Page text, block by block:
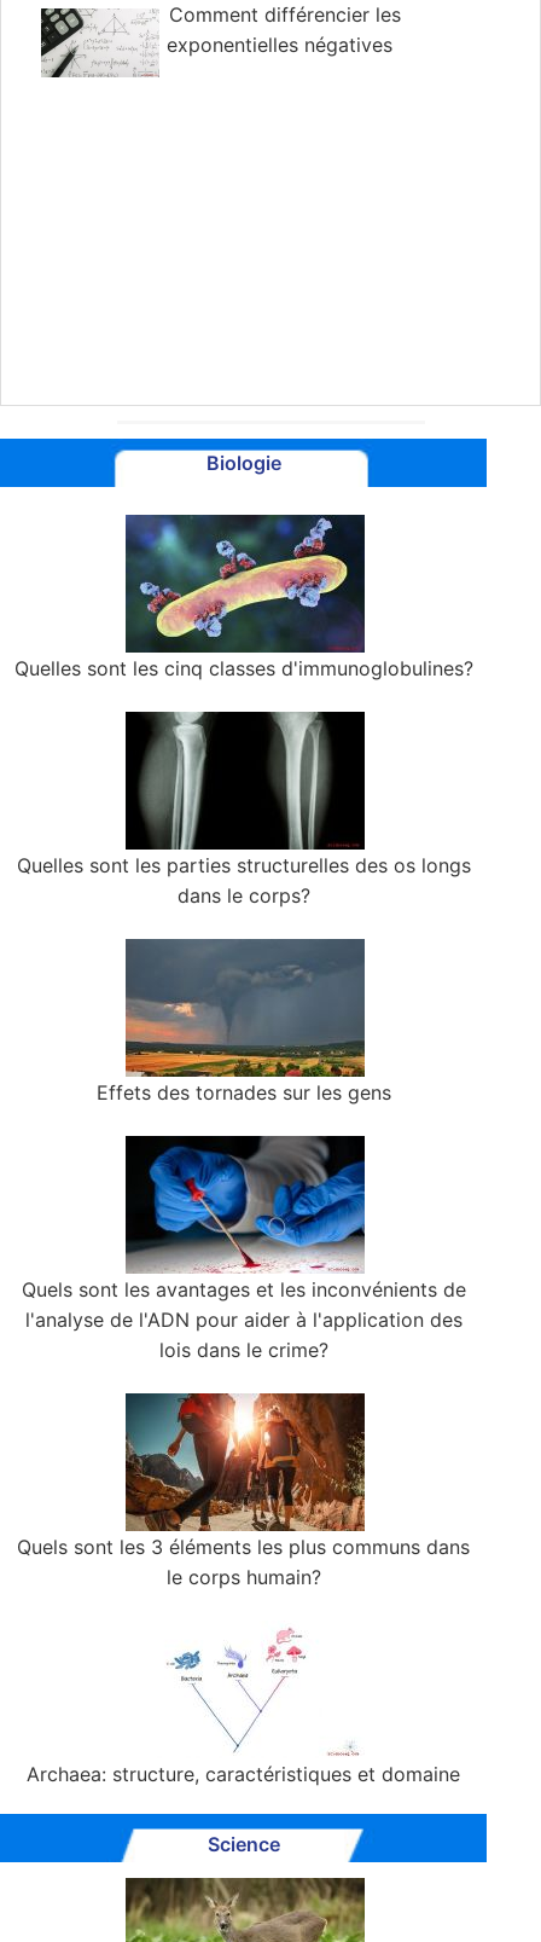
Comment différencier les
exponentielles négatives
Biologie
Quelles sont les cinq classes d'immunoglobulines?
Quelles sont les parties structurelles des os longs
dans le corps?
Effets des tornades sur les gens
Quels sont les avantages et les inconvénients de
l'analyse de l'ADN pour aider à l'application des
lois dans le crime?
Quels sont les 3 éléments les plus communs dans
le corps humain?
Archaea: structure, caractéristiques et domaine
Science